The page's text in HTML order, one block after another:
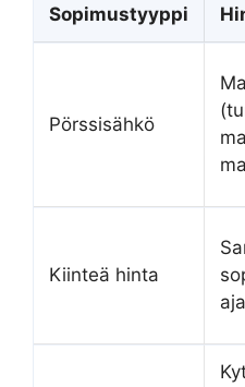
Sopimustyyppi
Pörssisähkö
Kiinteä hinta